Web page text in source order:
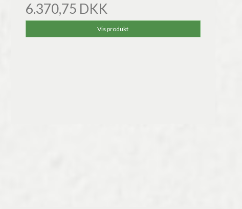
6.370,75 DKK
Vis produkt